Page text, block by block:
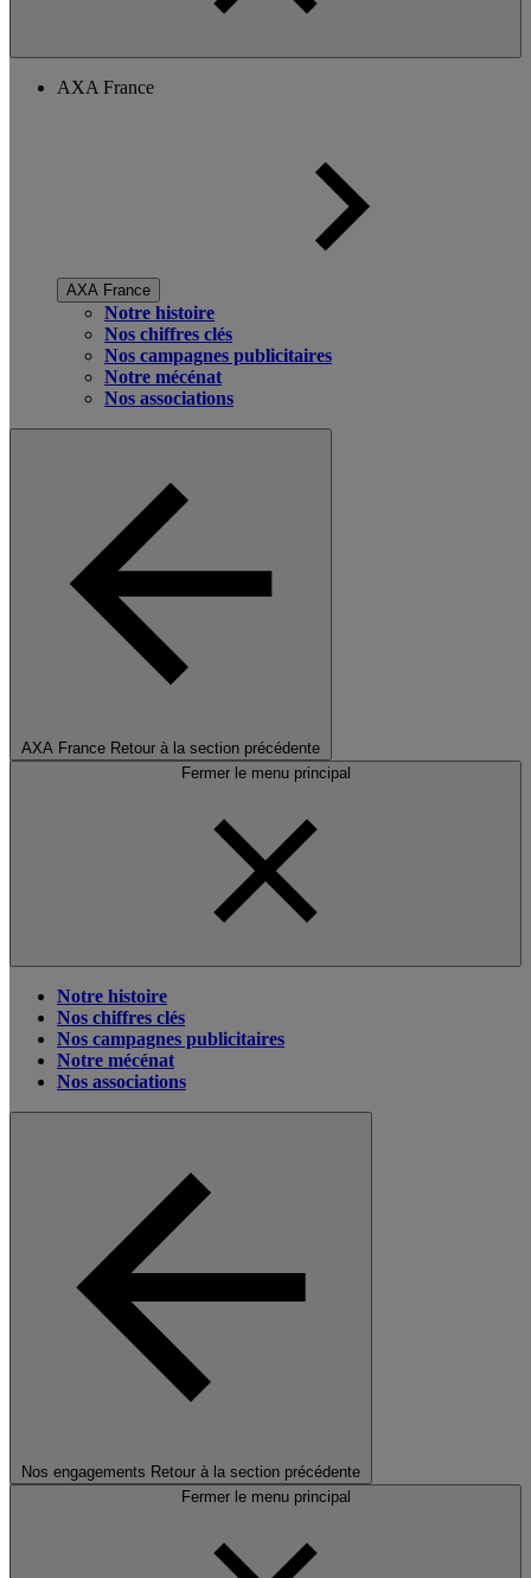
AXA France
AXA France
Notre histoire
Nos chiffres clés
Nos campagnes publicitaires
Notre mécénat
Nos associations
AXA France Retour à la section précédente
Fermer le menu principal
Notre histoire
Nos chiffres clés
Nos campagnes publicitaires
Notre mécénat
Nos associations
Nos engagements Retour à la section précédente
Fermer le menu principal